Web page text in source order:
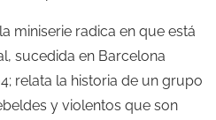
miniserie radica en que está
sucedida en Barcelona
relata la historia de un grupo
y violentos que son